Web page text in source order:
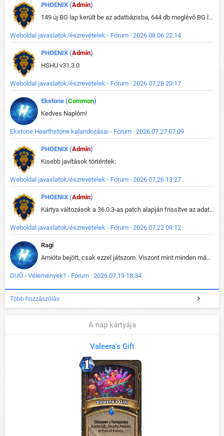
PHOENIX (Admin)
149 új BG lap került be az adatbázisba, 644 db meglévő BG lap módosult, bekerültek az új képek a megváltozott lapokhoz is.
Weboldal javaslatok/észrevételek - Fórum · 2026.08.06 22:14
PHOENIX (Admin)
HSHU v31.3.0
Weboldal javaslatok/észrevételek - Fórum · 2026.07.28 20:17
Ekstone (Common)
Kedves Naplóm!
Ekstone Hearthstone kalandozásai - Fórum · 2026.07.27 07:09
PHOENIX (Admin)
Kisebb javítások történtek:
Weboldal javaslatok/észrevételek - Fórum · 2026.07.26 13:27
PHOENIX (Admin)
Kártya változások a 36.0.3-as patch alapján frissítve az adatbázisban (képek is cserélve).
Weboldal javaslatok/észrevételek - Fórum · 2026.07.22 09:12
Ragi
Amióta bejött, csak ezzel játszom. Viszont mint minden más - akár az alapjáték is, ez is baromira összetett lett. Néha már pár kör után is esélytelen az egész. Vagy irreállisan túltápol valaki, vagy lelép a partner, vagy csak hülye mint a segg. És amikor eljönne az én időm, na akkor jön el mindenki másé is. Engem jobban érdekelne, hogy ki milyen ratingen szokott játszani. Na ez lenne egy érdekes adat.
DUÓ - Vélemények? - Fórum · 2026.07.19 18:34
Több hozzászólás
A nap kártyája
Valeera's Gift